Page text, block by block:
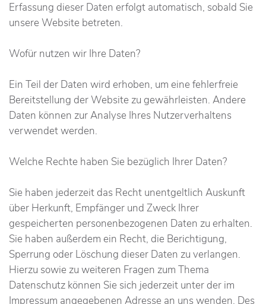
Erfassung dieser Daten erfolgt automatisch, sobald Sie
unsere Website betreten.
Wofür nutzen wir Ihre Daten?
Ein Teil der Daten wird erhoben, um eine fehlerfreie
Bereitstellung der Website zu gewährleisten. Andere
Daten können zur Analyse Ihres Nutzerverhaltens
verwendet werden.
Welche Rechte haben Sie bezüglich Ihrer Daten?
Sie haben jederzeit das Recht unentgeltlich Auskunft
über Herkunft, Empfänger und Zweck Ihrer
gespeicherten personenbezogenen Daten zu erhalten.
Sie haben außerdem ein Recht, die Berichtigung,
Sperrung oder Löschung dieser Daten zu verlangen.
Hierzu sowie zu weiteren Fragen zum Thema
Datenschutz können Sie sich jederzeit unter der im
Impressum angegebenen Adresse an uns wenden. Des